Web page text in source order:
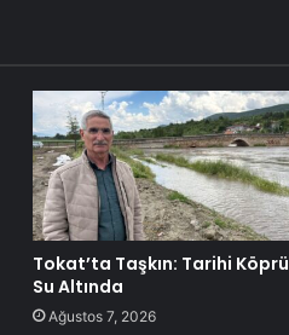
Tokat’ta Taşkın: Tarihi Köprü
Su Altında
Ağustos 7, 2026